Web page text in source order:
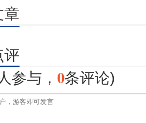
章
评
参与， 0条评论)